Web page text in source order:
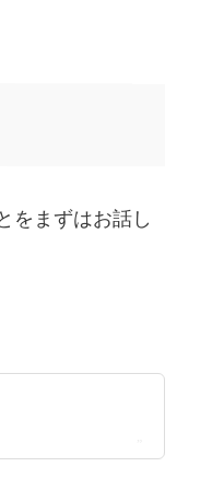
をまずはお話し